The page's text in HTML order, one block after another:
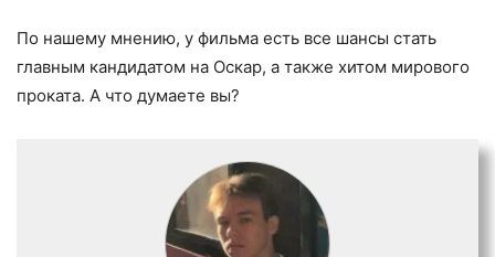
По нашему мнению, у фильма есть все шансы стать
главным кандидатом на Оскар, а также хитом мирового
проката. А что думаете вы?